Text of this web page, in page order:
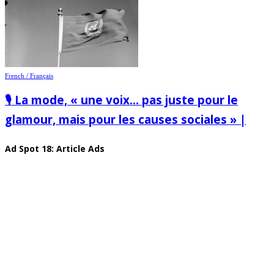
French / Français
🎙️ La mode, « une voix… pas juste pour le
glamour, mais pour les causes sociales » |
Ad Spot 18: Article Ads